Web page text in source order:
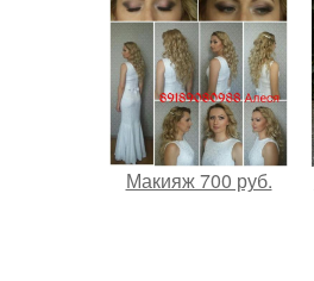
Макияж 700 руб.